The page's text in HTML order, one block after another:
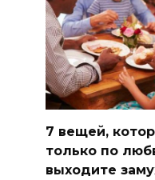
7 вещей,
только по
выходите